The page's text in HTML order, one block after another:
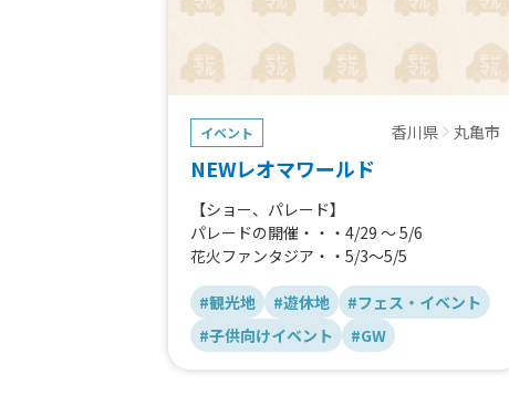
イベント 香川県 丸亀市
NEWレオマワールド
【ショー、パレード】
パレードの開催・・・4/29 ～ 5/6
花火ファンタジア・・5/3～5/5
#観光地 #遊休地
#フェス・イベント
#子供向けイベント
#GW